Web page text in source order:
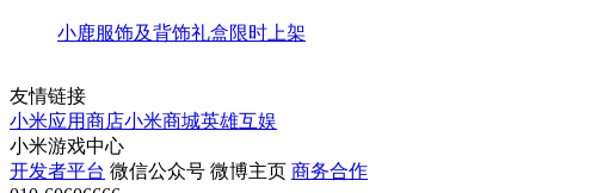
小鹿服饰及背饰礼盒限时上架
友情链接
小米应用商店小米商城英雄互娱
小米游戏中心
开发者平台 微信公众号 微博主页 商务合作